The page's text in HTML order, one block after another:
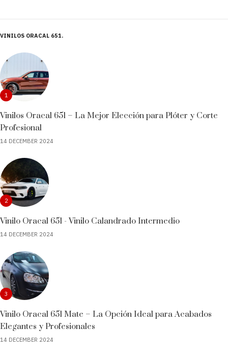
VINILOS ORACAL 651
1
Vinilos Oracal 651 – La Mejor Elección para Plóter y Corte
Profesional
14 DECEMBER 2024
2
Vinilo Oracal 651 - Vinilo Calandrado Intermedio
14 DECEMBER 2024
3
Vinilo Oracal 651 Mate – La Opción Ideal para Acabados
Elegantes y Profesionales
14 DECEMBER 2024